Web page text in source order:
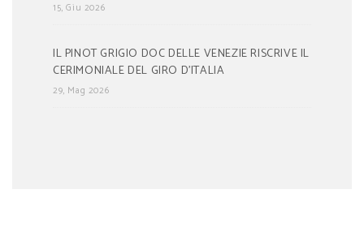
15, Giu 2026
IL PINOT GRIGIO DOC DELLE VENEZIE RISCRIVE IL
CERIMONIALE DEL GIRO D’ITALIA
29, Mag 2026